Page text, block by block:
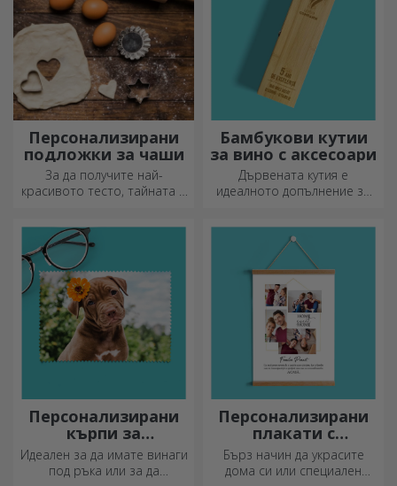
Персонализирани
подложки за чаши
За да получите най-
красивото тесто, тайната е
нашите магически точилки.
Пайовете ще станат
божествено вкусни!
Бамбукови кутии
за вино с аксесоари
Дървената кутия е
идеалното допълнение за
бутилки вино.
Персонализирани
кърпи за
почистване на
екрани и стъкла
Идеален за да имате винаги
под ръка или за да
Персонализирани
плакати с
закачалки
Бърз начин да украсите
дома си или специален